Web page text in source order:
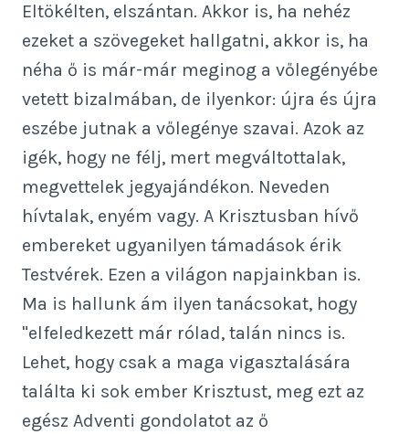
Eltökélten, elszántan. Akkor is, ha nehéz
ezeket a szövegeket hallgatni, akkor is, ha
néha ő is már-már meginog a vőlegényébe
vetett bizalmában, de ilyenkor: újra és újra
eszébe jutnak a vőlegénye szavai. Azok az
igék, hogy ne félj, mert megváltottalak,
megvettelek jegyajándékon. Neveden
hívtalak, enyém vagy. A Krisztusban hívő
embereket ugyanilyen támadások érik
Testvérek. Ezen a világon napjainkban is.
Ma is hallunk ám ilyen tanácsokat, hogy
"elfeledkezett már rólad, talán nincs is.
Lehet, hogy csak a maga vigasztalására
találta ki sok ember Krisztust, meg ezt az
egész Adventi gondolatot az ő